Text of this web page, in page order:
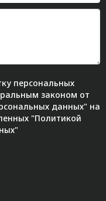
персональных
законом от
данных" на
"Политикой